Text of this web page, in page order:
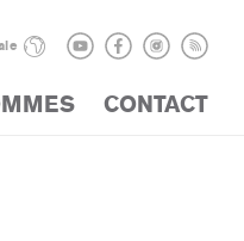
CONTACT